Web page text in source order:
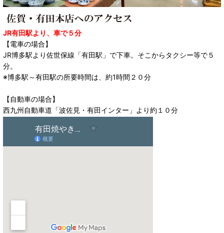
JR有田駅より、車で５分
【電車の場合】
JR博多駅より佐世保線「有田駅」で下車。そこからタクシー等で５
分。
※博多駅～有田駅の所要時間は、約1時間２０分
【自動車の場合】
西九州自動車道「波佐見・有田インター」より約１０分